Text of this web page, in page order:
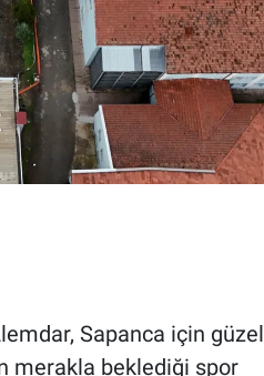
Sapanca için güzel
merakla beklediği spor